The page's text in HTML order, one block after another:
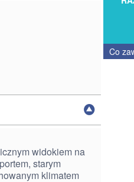
Co
widokiem na
starym
klimatem